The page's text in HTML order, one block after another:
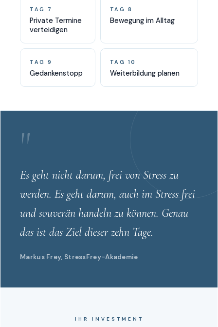
TAG 7
Private Termine
verteidigen
TAG 8
Bewegung im Alltag
TAG 9
Gedankenstopp
TAG 10
Weiterbildung planen
"
Es geht nicht darum, frei von Stress zu
werden. Es geht darum, auch im Stress frei
und souverän handeln zu können. Genau
das ist das Ziel dieser zehn Tage.
Markus Frey, StressFrey-Akademie
IHR INVESTMENT